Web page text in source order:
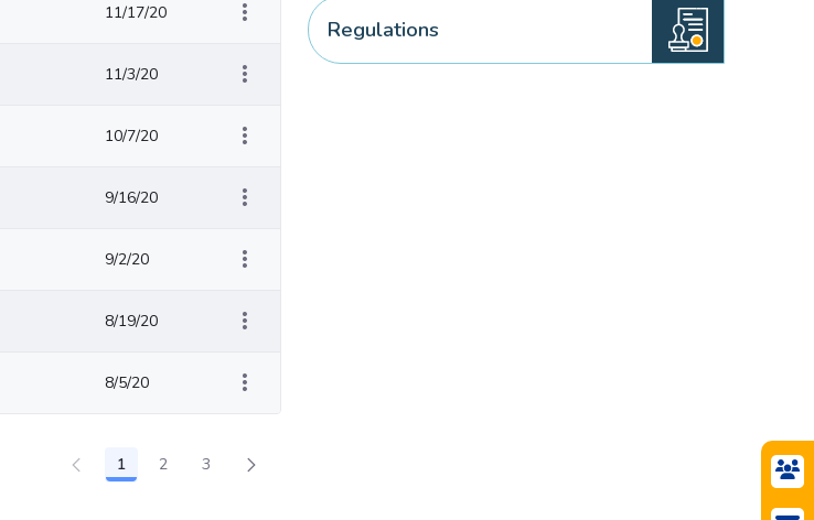
11/17/20
11/3/20
10/7/20
9/16/20
9/2/20
8/19/20
8/5/20
Page
1 Page
2 Page
3
Regulations